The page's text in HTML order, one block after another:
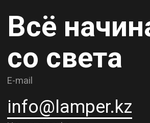
Контакты
О компании
Рассрочка и кредит
Адрес шоурума в г. Алматы
г. Алматы, ул. Шевченко, д.204,
к5
Адрес шоурума в г. Астана